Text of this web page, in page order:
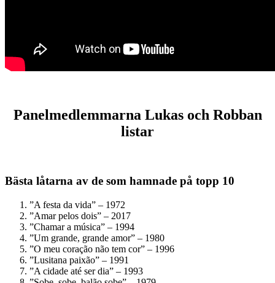
Panelmedlemmarna Lukas och Robban
listar
Bästa låtarna av de som hamnade på topp 10
”A festa da vida” – 1972
”Amar pelos dois” – 2017
”Chamar a música” – 1994
”Um grande, grande amor” – 1980
”O meu coração não tem cor” – 1996
”Lusitana paixão” – 1991
”A cidade até ser dia” – 1993